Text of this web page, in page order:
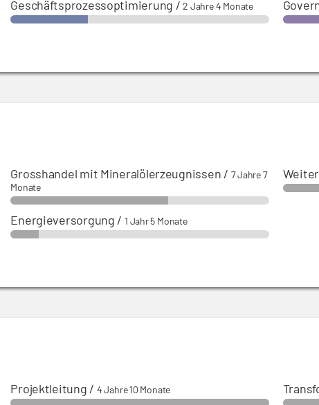
Geschäftsprozessoptimierung /2 Jahre 4 Monate
Grosshandel mit Mineralölerzeugnissen / 7 Jahre 7
Monate
Energieversorgung / 1 Jahr 5 Monate
Projektleitung / 4 Jahre 10 Monate